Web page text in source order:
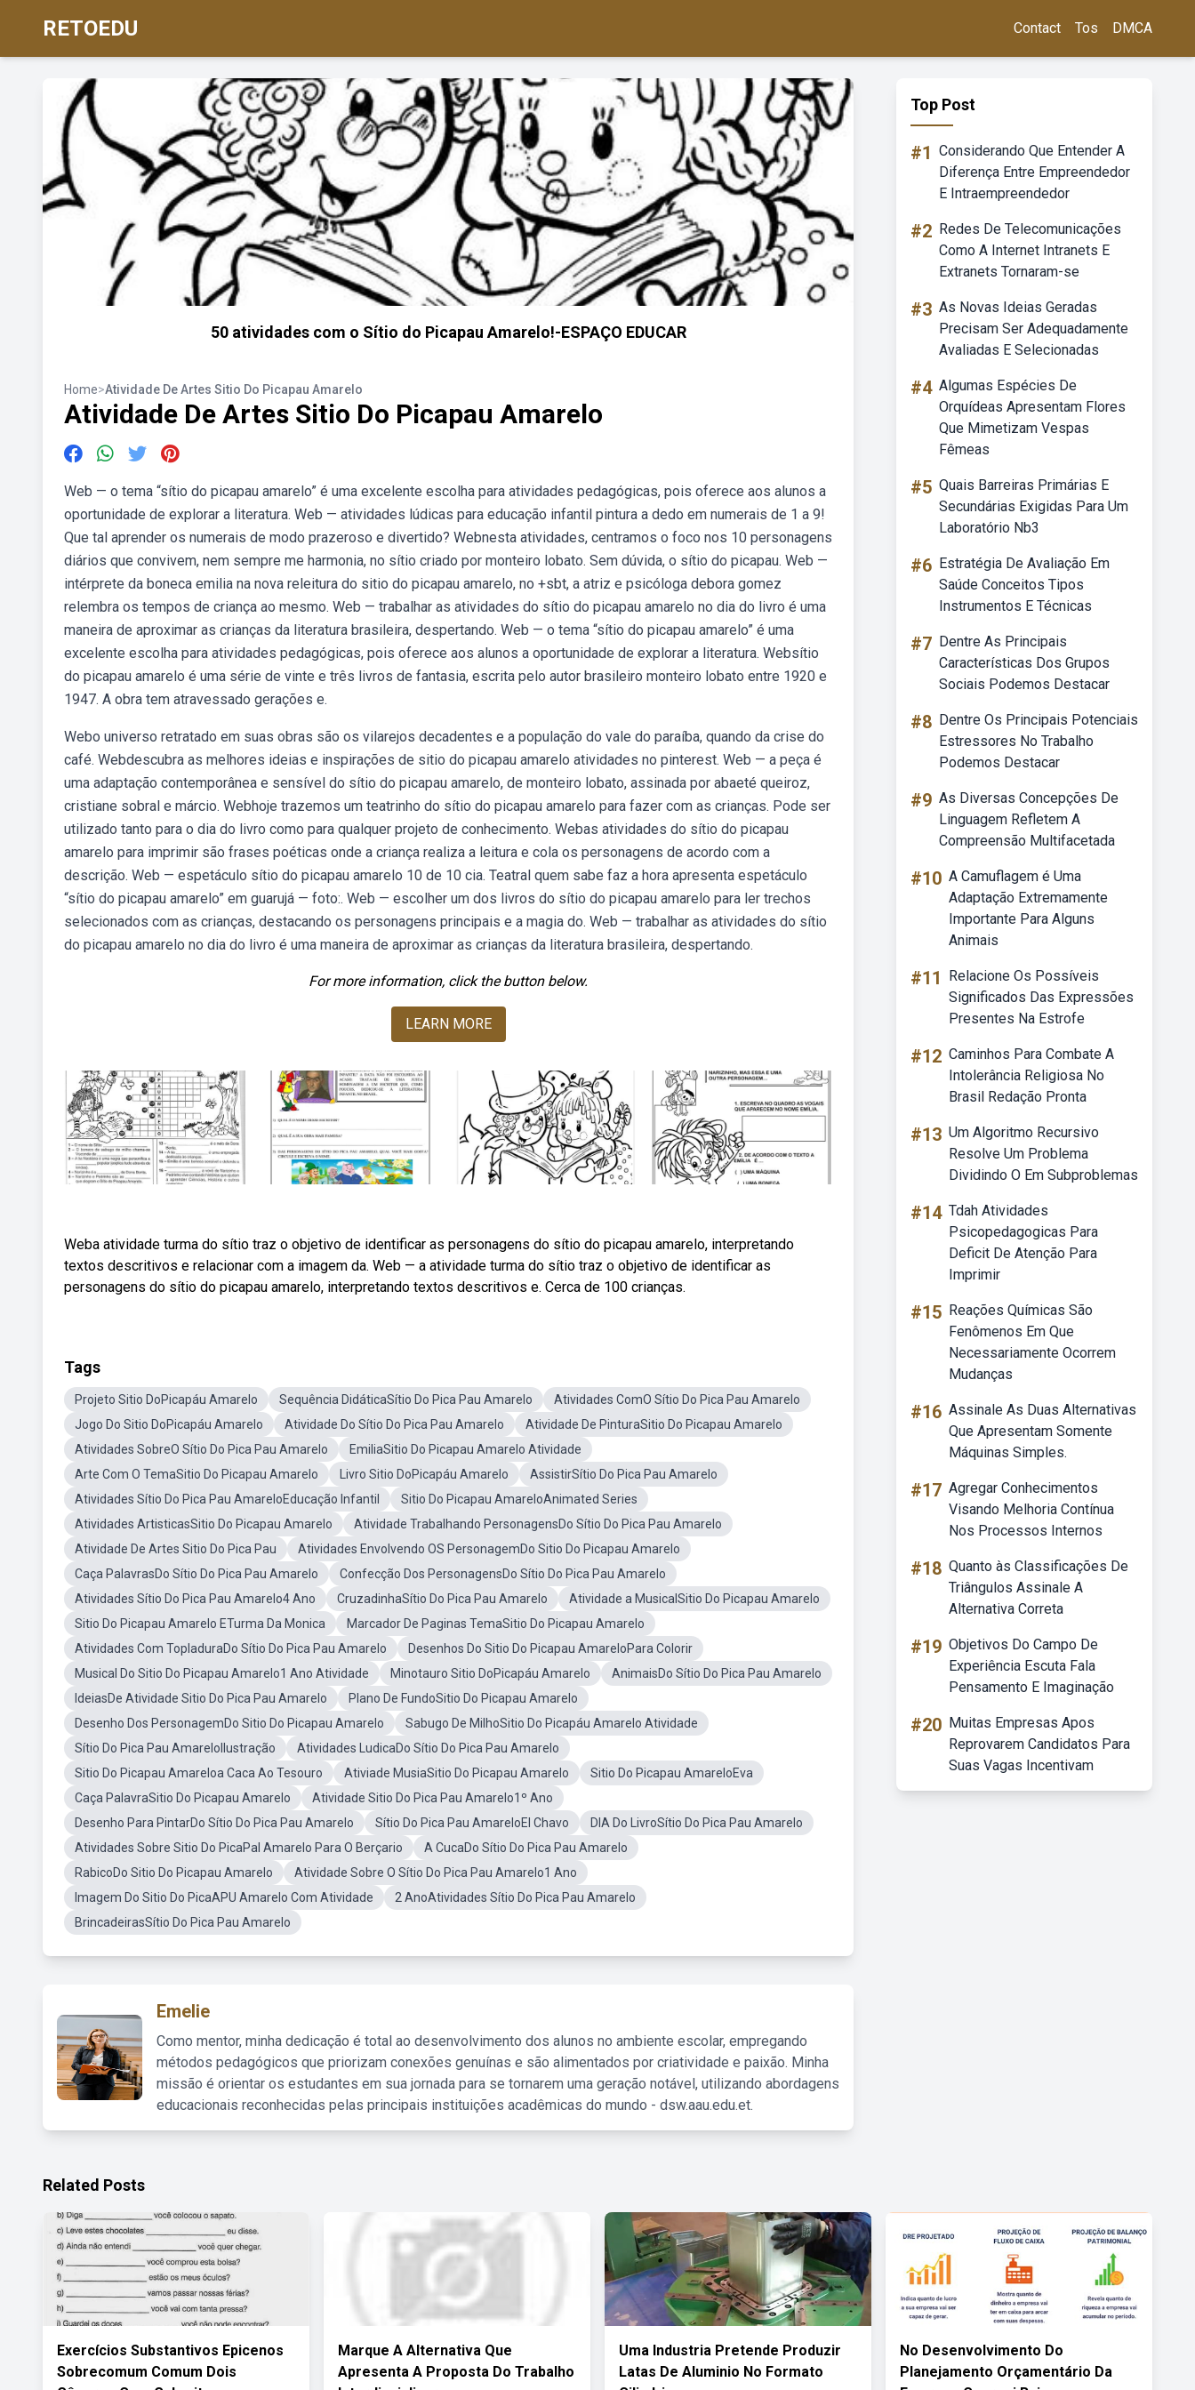
RETOEDU Contact Tos DMCA
50 atividades com o Sítio do Picapau Amarelo!-ESPAÇO EDUCAR
Home>Atividade De Artes Sitio Do Picapau Amarelo
Atividade De Artes Sitio Do Picapau Amarelo
Web — o tema “sítio do picapau amarelo” é uma excelente escolha para atividades pedagógicas, pois oferece aos alunos a
oportunidade de explorar a literatura. Web — atividades lúdicas para educação infantil pintura a dedo em numerais de 1 a 9!
Que tal aprender os numerais de modo prazeroso e divertido? Webnesta atividades, centramos o foco nos 10 personagens
diários que convivem, nem sempre me harmonia, no sítio criado por monteiro lobato. Sem dúvida, o sítio do picapau. Web —
intérprete da boneca emilia na nova releitura do sitio do picapau amarelo, no +sbt, a atriz e psicóloga debora gomez
relembra os tempos de criança ao mesmo. Web — trabalhar as atividades do sítio do picapau amarelo no dia do livro é uma
maneira de aproximar as crianças da literatura brasileira, despertando. Web — o tema “sítio do picapau amarelo” é uma
excelente escolha para atividades pedagógicas, pois oferece aos alunos a oportunidade de explorar a literatura. Websítio
do picapau amarelo é uma série de vinte e três livros de fantasia, escrita pelo autor brasileiro monteiro lobato entre 1920 e
1947. A obra tem atravessado gerações e.
Webo universo retratado em suas obras são os vilarejos decadentes e a população do vale do paraíba, quando da crise do
café. Webdescubra as melhores ideias e inspirações de sitio do picapau amarelo atividades no pinterest. Web — a peça é
uma adaptação contemporânea e sensível do sítio do picapau amarelo, de monteiro lobato, assinada por abaeté queiroz,
cristiane sobral e márcio. Webhoje trazemos um teatrinho do sítio do picapau amarelo para fazer com as crianças. Pode ser
utilizado tanto para o dia do livro como para qualquer projeto de conhecimento. Webas atividades do sítio do picapau
amarelo para imprimir são frases poéticas onde a criança realiza a leitura e cola os personagens de acordo com a
descrição. Web — espetáculo sítio do picapau amarelo 10 de 10 cia. Teatral quem sabe faz a hora apresenta espetáculo
“sítio do picapau amarelo” em guarujá — foto:. Web — escolher um dos livros do sítio do picapau amarelo para ler trechos
selecionados com as crianças, destacando os personagens principais e a magia do. Web — trabalhar as atividades do sítio
do picapau amarelo no dia do livro é uma maneira de aproximar as crianças da literatura brasileira, despertando.
For more information, click the button below.
LEARN MORE
Weba atividade turma do sítio traz o objetivo de identificar as personagens do sítio do picapau amarelo, interpretando
textos descritivos e relacionar com a imagem da. Web — a atividade turma do sítio traz o objetivo de identificar as
personagens do sítio do picapau amarelo, interpretando textos descritivos e. Cerca de 100 crianças.
Tags
Projeto Sitio DoPicapáu Amarelo Sequência DidáticaSítio Do Pica Pau Amarelo
Atividades ComO Sítio Do Pica Pau Amarelo
Jogo Do Sitio DoPicapáu Amarelo
Atividade Do Sítio Do Pica Pau Amarelo
Atividade De PinturaSitio Do Picapau Amarelo
Atividades SobreO Sítio Do Pica Pau Amarelo
EmiliaSitio Do Picapau Amarelo Atividade
Arte Com O TemaSitio Do Picapau Amarelo
Livro Sitio DoPicapáu Amarelo
AssistirSítio Do Pica Pau Amarelo
Atividades Sítio Do Pica Pau AmareloEducação Infantil
Sitio Do Picapau AmareloAnimated Series
Atividades ArtisticasSitio Do Picapau Amarelo
Atividade Trabalhando PersonagensDo Sítio Do Pica Pau Amarelo
Atividade De Artes Sitio Do Pica Pau
Atividades Envolvendo OS PersonagemDo Sitio Do Picapau Amarelo
Caça PalavrasDo Sítio Do Pica Pau Amarelo
Confecção Dos PersonagensDo Sítio Do Pica Pau Amarelo
Atividades Sítio Do Pica Pau Amarelo4 Ano
CruzadinhaSítio Do Pica Pau Amarelo
Atividade a MusicalSitio Do Picapau Amarelo
Sitio Do Picapau Amarelo ETurma Da Monica
Marcador De Paginas TemaSitio Do Picapau Amarelo
Atividades Com TopladuraDo Sítio Do Pica Pau Amarelo
Desenhos Do Sitio Do Picapau AmareloPara Colorir
Musical Do Sitio Do Picapau Amarelo1 Ano Atividade
Minotauro Sitio DoPicapáu Amarelo
AnimaisDo Sítio Do Pica Pau Amarelo
IdeiasDe Atividade Sitio Do Pica Pau Amarelo
Plano De FundoSitio Do Picapau Amarelo
Desenho Dos PersonagemDo Sitio Do Picapau Amarelo
Sabugo De MilhoSitio Do Picapáu Amarelo Atividade
Sítio Do Pica Pau AmareloIlustração
Atividades LudicaDo Sítio Do Pica Pau Amarelo
Sitio Do Picapau Amareloa Caca Ao Tesouro
Ativiade MusiaSitio Do Picapau Amarelo
Sitio Do Picapau AmareloEva
Caça PalavraSitio Do Picapau Amarelo
Atividade Sitio Do Pica Pau Amarelo1º Ano
Desenho Para PintarDo Sítio Do Pica Pau Amarelo
Sítio Do Pica Pau AmareloEl Chavo
DIA Do LivroSítio Do Pica Pau Amarelo
Atividades Sobre Sitio Do PicaPal Amarelo Para O Berçario
A CucaDo Sítio Do Pica Pau Amarelo
RabicoDo Sitio Do Picapau Amarelo
Atividade Sobre O Sítio Do Pica Pau Amarelo1 Ano
Imagem Do Sitio Do PicaAPU Amarelo Com Atividade
2 AnoAtividades Sítio Do Pica Pau Amarelo
BrincadeirasSítio Do Pica Pau Amarelo
Emelie
Como mentor, minha dedicação é total ao desenvolvimento dos alunos no ambiente escolar, empregando
métodos pedagógicos que priorizam conexões genuínas e são alimentados por criatividade e paixão. Minha
missão é orientar os estudantes em sua jornada para se tornarem uma geração notável, utilizando abordagens
educacionais reconhecidas pelas principais instituições acadêmicas do mundo - dsw.aau.edu.et.
Top Post
#1 Considerando Que Entender A
Diferença Entre Empreendedor
E Intraempreendedor
#2 Redes De Telecomunicações
Como A Internet Intranets E
Extranets Tornaram-se
#3 As Novas Ideias Geradas
Precisam Ser Adequadamente
Avaliadas E Selecionadas
#4 Algumas Espécies De
Orquídeas Apresentam Flores
Que Mimetizam Vespas
Fêmeas
#5 Quais Barreiras Primárias E
Secundárias Exigidas Para Um
Laboratório Nb3
#6 Estratégia De Avaliação Em
Saúde Conceitos Tipos
Instrumentos E Técnicas
#7 Dentre As Principais
Características Dos Grupos
Sociais Podemos Destacar
#8 Dentre Os Principais Potenciais
Estressores No Trabalho
Podemos Destacar
#9 As Diversas Concepções De
Linguagem Refletem A
Compreensão Multifacetada
#10 A Camuflagem é Uma
Adaptação Extremamente
Importante Para Alguns
Animais
#11
Relacione Os Possíveis
Significados Das Expressões
Presentes Na Estrofe
#12 Caminhos Para Combate A
Intolerância Religiosa No
Brasil Redação Pronta
#13 Um Algoritmo Recursivo
Resolve Um Problema
Dividindo O Em Subproblemas
#14 Tdah Atividades
Psicopedagogicas Para
Deficit De Atenção Para
Imprimir
#15 Reações Químicas São
Fenômenos Em Que
Necessariamente Ocorrem
Mudanças
#16 Assinale As Duas Alternativas
Que Apresentam Somente
Máquinas Simples.
#17 Agregar Conhecimentos
Visando Melhoria Contínua
Nos Processos Internos
#18 Quanto às Classificações De
Triângulos Assinale A
Alternativa Correta
#19 Objetivos Do Campo De
Experiência Escuta Fala
Pensamento E Imaginação
#20 Muitas Empresas Apos
Reprovarem Candidatos Para
Suas Vagas Incentivam
Related Posts
Exercícios Substantivos Epicenos
Sobrecomum Comum Dois
Marque A Alternativa Que
Apresenta A Proposta Do Trabalho
Uma Industria Pretende Produzir
Latas De Aluminio No Formato
No Desenvolvimento Do
Planejamento Orçamentário Da